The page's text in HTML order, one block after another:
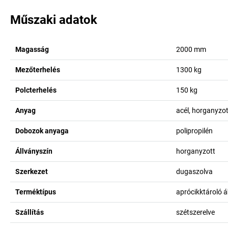
Műszaki adatok
Magasság 2000 mm
Mezőterhelés 1300 kg
Polcterhelés 150 kg
Anyag acél,
Dobozok anyaga polipropilén
Állványszín horganyzott
Szerkezet dugaszolva
Terméktípus aprócikktároló
Szállítás szétszerelve